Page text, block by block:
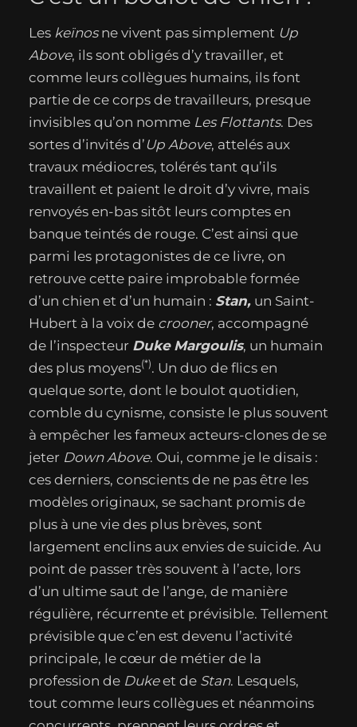
Les keïnosne vivent pas simplement Up
Above, ils sont obligés d’y travailler, et
comme leurs collègues humains, ils font
partie de ce corps de travailleurs, presque
invisibles qu’on nomme Les Flottants. Des
sortes d’invités d’ Up Above, attelés aux
travaux médiocres, tolérés tant qu’ils
travaillent et paient le droit d’y vivre, mais
renvoyés en-bas sitôt leurs comptes en
banque teintés de rouge. C’est ainsi que
parmi les protagonistes de ce livre, on
retrouve cette paire improbable formée
d’un chien et d’un humain : Stan, un Saint-
Hubert à la voix de crooner, accompagné
de l’inspecteur Duke Margoulis, un humain
des plus moyens(*). Un duo de flics en
quelque sorte, dont le boulot quotidien,
comble du cynisme, consiste le plus souvent
à empêcher les fameux acteurs-clones de se
jeter Down Above. Oui, comme je le disais :
ces derniers, conscients de ne pas être les
modèles originaux, se sachant promis de
plus à une vie des plus brèves, sont
largement enclins aux envies de suicide. Au
point de passer très souvent à l’acte, lors
d’un ultime saut de l’ange, de manière
régulière, récurrente et prévisible. Tellement
prévisible que c’en est devenu l’activité
principale, le cœur de métier de la
profession de Dukeet de Stan. Lesquels,
tout comme leurs collègues et néanmoins